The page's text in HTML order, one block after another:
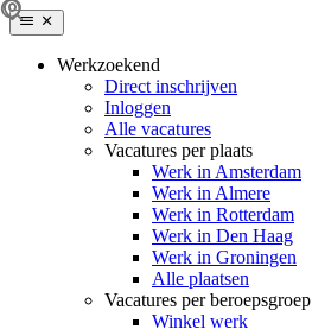
Werkzoekend
Direct inschrijven
Inloggen
Alle vacatures
Vacatures per plaats
Werk in Amsterdam
Werk in Almere
Werk in Rotterdam
Werk in Den Haag
Werk in Groningen
Alle plaatsen
Vacatures per beroepsgroep
Winkel werk